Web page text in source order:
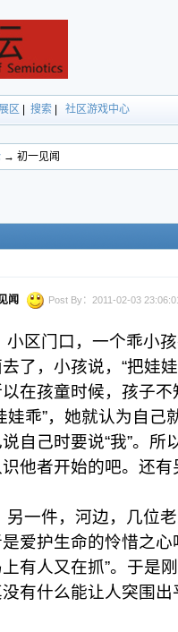
区 搜索 社区游戏中心
→ 初一见闻
闻 Post By：2011-02-03
小区门口，一个乖小
了，小孩说，“把娃
在孩童时候，孩子不
娃乖”，她就认为自
说自己时要说“我”。
他者开始的吧。还
另一件，河边，几位
爱护生命的怜惜之
上有人又在抓”。于是
没有什么能让人突围